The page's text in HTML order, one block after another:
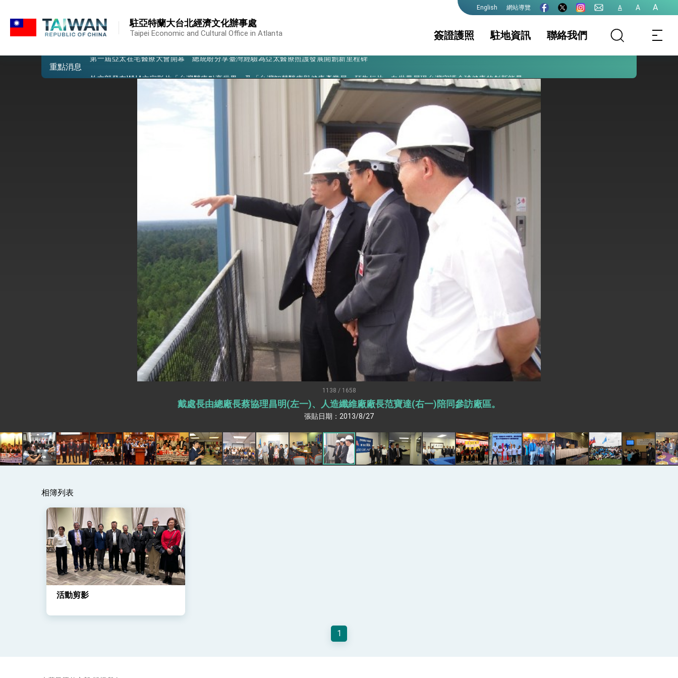
English 網站導覽 A A A
駐亞特蘭大台北經濟文化辦事處
Taipei Economic and Cultural Office in Atlanta 簽證護照
護照 簽證 文件證明
駐地資訊
簽證及入境須知 駐地基本資料
生活資訊
聯絡我們
重點消息
我國政府將在美國亞利桑納州設立「駐鳳凰城辦事處」，進一步深化台美交流合作
總統出訪史瓦帝尼返國談話 強調臺灣人有權利走向世界 盼與理念相近國家共同維護國際秩序
堅定走向世界 賴總統抵達史瓦帝尼王國進行國是訪問
台美貿易協議完成簽署達成6大目標、創5大歷史性突破 總統強調將以3大面向加速臺灣經濟轉型升級 籲請立院全力支持並盡速通過
臺美簽署「對等貿易協定」確立對等關稅15%且不疊加 我輸美2072項產品豁免對等關稅
總統接受「法新社」（AFP）專訪內容
外交部長林佳龍於《外交事務》撰文指出：自由世界 需要台灣，團結合作方能守護繁榮
外交部長林佳龍出席《台灣光華雜誌》50週年慶「見證蛻變，分享世界的光華」開幕式，期許數位轉 型迎向下個50年
總統主持「台美經濟繁榮夥伴對話」記者會 說明臺美合作三大戰略方向 盼與民主夥伴共同引領 下一個世代的繁榮
外交部長林佳龍接受印尼「時代雜誌」專訪，闡述印太安全局勢，籲深化台印尼半導體供應鏈合作
副總統接見美參議員蓋耶哥 強調美國是臺灣重要合作夥伴
外交部長林佳龍午宴歡迎美國聯邦參議員蓋耶哥訪問團
外交部長林佳龍接見美國智庫「德國馬歇爾基金會」訪問團一行，深化跨大西洋戰略夥伴關係
臺美經貿談判獲階段性成果 卓揆期勉爭取時間完成「臺美對等貿易協定」簽署
卓揆：臺美關稅談判階段性結果有助臺灣取得有利戰略地位 全力支持「臺美對等貿易協定」簽署
外交部與數位發展部攜手合作，整合台灣雄厚數位實力，達成固邦榮邦目標
民調顯示多數國人滿意政府外交表現，高度支持「總合外交」與台歐美日關係深化
變局中 奮起的新臺灣 總統發表國慶演說
總統發表執政周年談話 盼面對未來挑戰 堅持團結 迎風轉型 穩健前行
賴總統就職演說影片
總統重要談話
我國政府將在美國亞利桑納州設立「駐鳳凰城辦事處」，進一步深化台美交流合作
1138 / 1658
戴處長由總廠長蔡協理昌明(左一)、人造纖維廠廠長范寶達(右一)陪同參訪廠區。
張貼日期：2013/8/27
相簿列表
活動剪影
1